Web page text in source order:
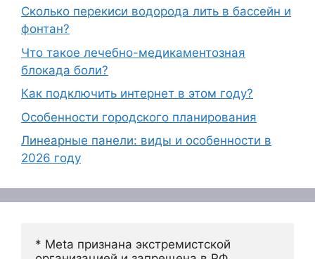
Сколько перекиси водорода лить в бассейн и
фонтан?
Что такое лечебно-медикаментозная
блокада боли?
Как подключить интернет в этом году?
Особенности городского планирования
Линеарные панели: виды и особенности в
2026 году
* Meta признана экстремистской